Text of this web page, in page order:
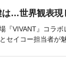
は…世界観表
『VIVANT』コラ
セイコー担当者が